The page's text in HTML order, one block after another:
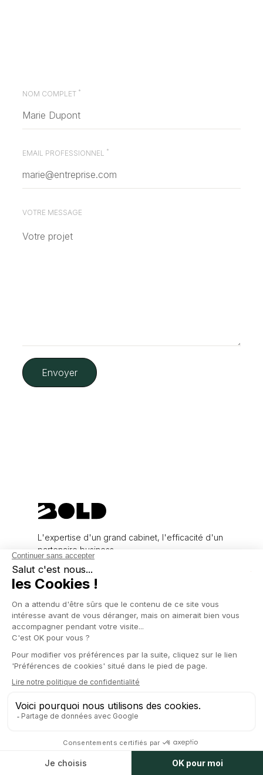
NOM COMPLET *
EMAIL PROFESSIONNEL *
VOTRE MESSAGE
L'expertise d'un grand cabinet, l'efficacité d'un
partenaire business.
Nos offres
Juridique
Comptabilité
Marques
Levées de fonds
Expertises
Corporate
Private Equity